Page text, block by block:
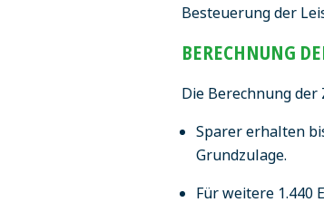
Besteuerung der
BERECHNUNG
Die Berechnung
Sparer erhalten
Grundzulage.
Für weitere 1.440